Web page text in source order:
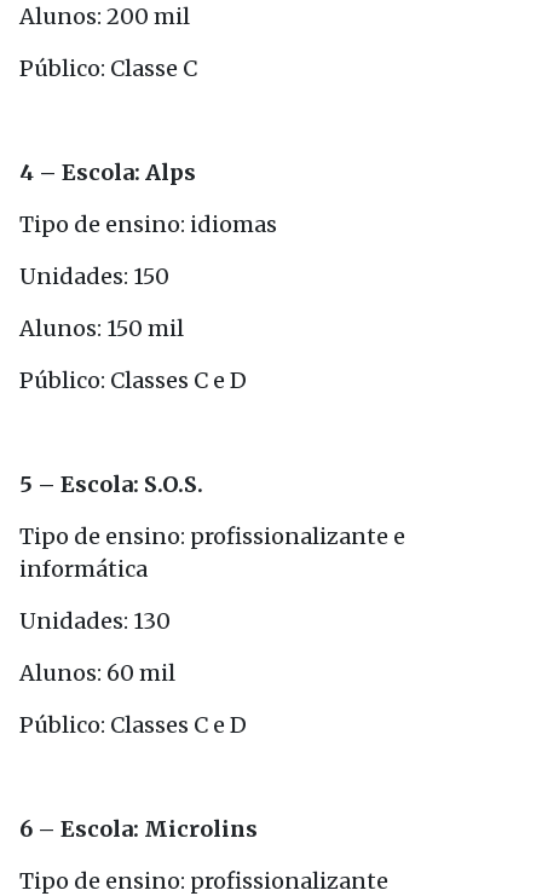
Alunos: 200 mil
Público: Classe C
4 – Escola: Alps
Tipo de ensino: idiomas
Unidades: 150
Alunos: 150 mil
Público: Classes C e D
5 – Escola: S.O.S.
Tipo de ensino: profissionalizante e
informática
Unidades: 130
Alunos: 60 mil
Público: Classes C e D
6 – Escola: Microlins
Tipo de ensino: profissionalizante